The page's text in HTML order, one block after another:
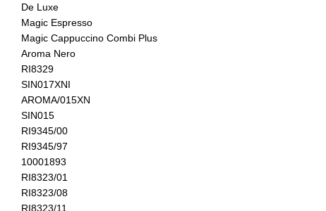
De Luxe
Magic Espresso
Magic Cappuccino Combi Plus
Aroma Nero
RI8329
SIN017XNI
AROMA/015XN
SIN015
RI9345/00
RI9345/97
10001893
RI8323/01
RI8323/08
RI8323/11